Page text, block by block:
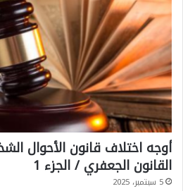
أوجه اختلاف قانون الأحوال
القانون الجعفري / الجزء 1
5 سبتمبر، 2025